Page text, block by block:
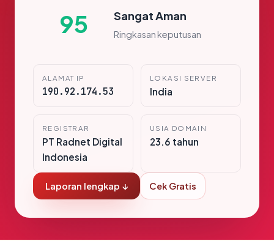
95 Sangat Aman
Ringkasan keputusan
ALAMAT IP
190.92.174.53
LOKASI SERVER
India
REGISTRAR
PT Radnet Digital
Indonesia
USIA DOMAIN
23.6 tahun
Laporan lengkap ↓ Cek Gratis